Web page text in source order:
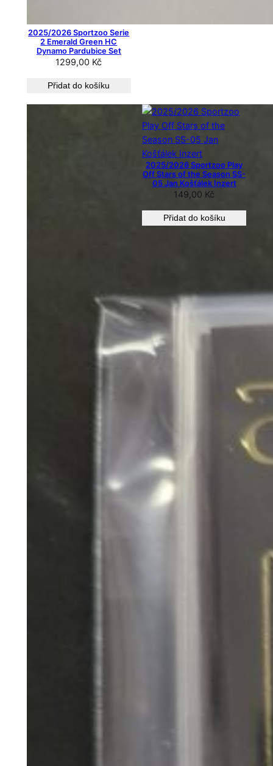
2025/2026 Sportzoo Serie
2 Emerald Green HC
Dynamo Pardubice Set
1299,00 Kč
Přidat do košíku
2025/2026 Sportzoo Play
Off Stars of the Season SS-
05 Jan Košťálek Inzert
149,00 Kč
Přidat do košíku